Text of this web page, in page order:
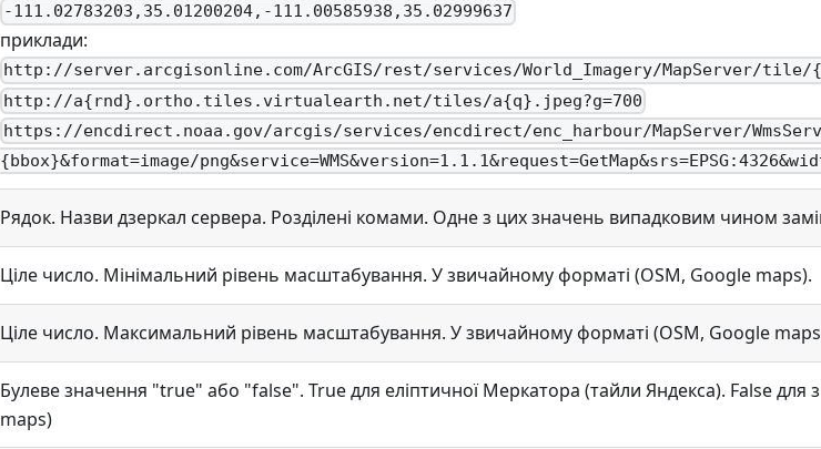
-111.02783203,35.01200204,-111.00585938,35.02999637
приклади:
http://server.arcgisonline.com/ArcGIS/rest/services/World_Imagery/MapServer/
http://a{rnd}.ortho.tiles.virtualearth.net/tiles/a{q}.jpeg?g=700
https://encdirect.noaa.gov/arcgis/services/encdirect/enc_harbour/MapServer/
{bbox}&format=image/
Рядок. Назви дзеркал сервера. Розділені комами. Одне з цих значень випадковим чином
Ціле число. Мінімальний рівень масштабування. У звичайному форматі (OSM, Google maps).
Ціле число. Максимальний рівень масштабування. У звичайному форматі (OSM, Google
Булеве значення "true" або "false". True для еліптичної Меркатора (тайли Яндекса). False
maps)